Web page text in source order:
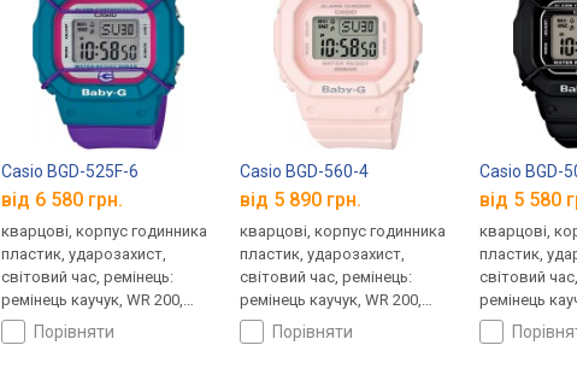
Casio BGD-525F-6
від 6 580 грн.
кварцові, корпус годинника
пластик, ударозахист,
світовий час, ремінець:
ремінець каучук, WR 200,
Японіяпорівняти
Casio BGD-560-4
від 5 890 грн.
кварцові, корпус годинника
пластик, ударозахист,
світовий час, ремінець:
ремінець каучук, WR 200,
Японіяпорівняти
Casio BGD-
від 5 580
кварцові,
пластик,
світовий
ремінець
Японія